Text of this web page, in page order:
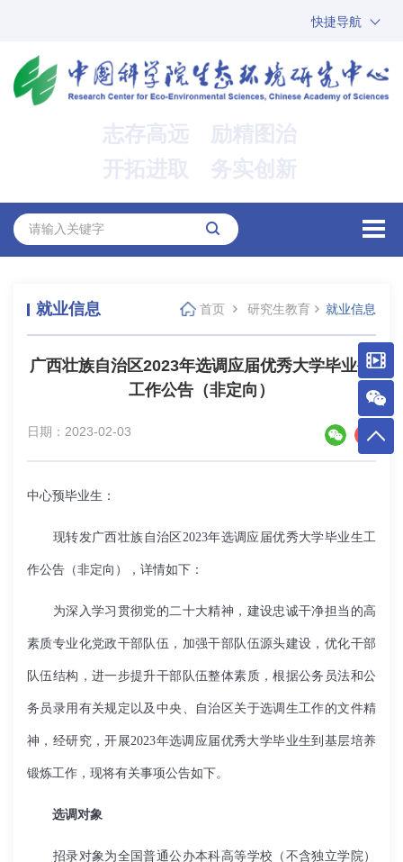
快捷导航
ARP
邮箱
志存高远 励精图治
开拓进取 务实创新
就业信息 首页 研究生教育 就业信息
广西壮族自治区2023年选调应届优秀大学毕业生
工作公告（非定向）
日期：2023-02-03
中心预毕业生：
现转发广西壮族自治区2023年选调应届优秀大学毕业生工
作公告（非定向），详情如下：
为深入学习贯彻党的二十大精神，建设忠诚干净担当的高
素质专业化党政干部队伍，加强干部队伍源头建设，优化干部
队伍结构，进一步提升干部队伍整体素质，根据公务员法和公
务员录用有关规定以及中央、自治区关于选调生工作的文件精
神，经研究，开展2023年选调应届优秀大学毕业生到基层培养
锻炼工作，现将有关事项公告如下。
选调对象
招录对象为全国普通公办本科高等学校（不含独立学院）